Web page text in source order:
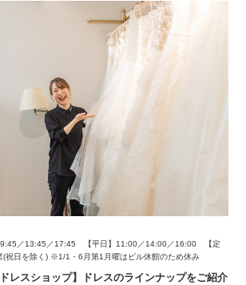
今しか残せない特別な時間を写真に残しませんか。
09:45／13:45／17:45 【平日】11:00／14:00／16:00 【定
(祝日を除く) ※1/1・6月第1月曜はビル休館のため休み
レスショップ】ドレスのラインナップをご紹介